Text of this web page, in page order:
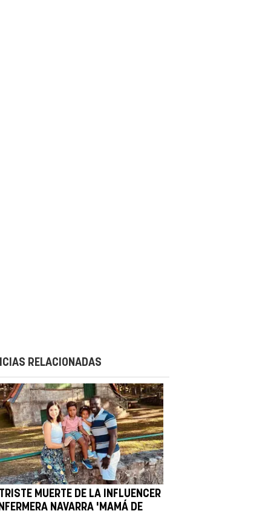
RELACIONADAS
MUERTE DE LA INFLUENCER
NAVARRA 'MAMÁ DE